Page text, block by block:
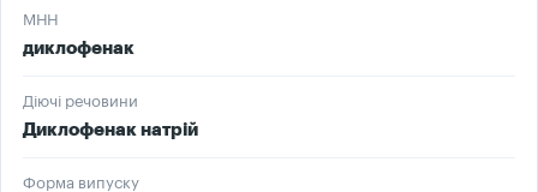
МНН
диклофенак
Діючі речовини
Диклофенак натрій
Форма випуску